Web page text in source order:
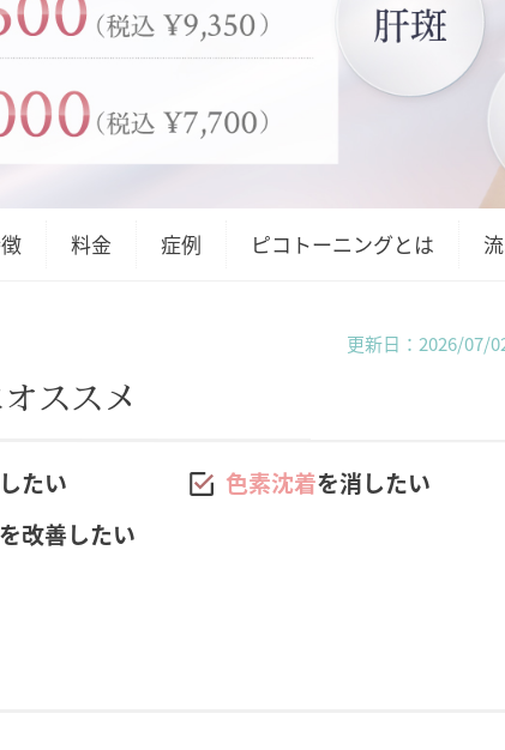
料金 症例 ピコトーニングとは
更新日：2026/07/
ススメ
たい 色素沈着を消したい
を改善したい